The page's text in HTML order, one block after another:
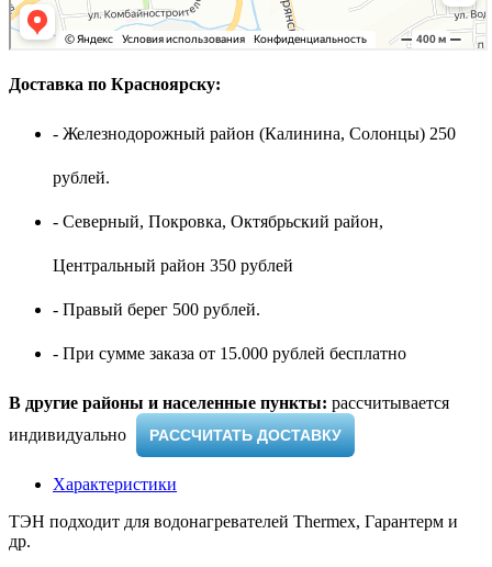
Доставка по Красноярску:
- Железнодорожный район (Калинина, Солонцы) 250
рублей.
- Северный, Покровка, Октябрьский район,
Центральный район 350 рублей
- Правый берег 500 рублей.
- При сумме заказа от 15.000 рублей бесплатно
В другие районы и населенные пункты: рассчитывается
индивидуально ​
РАССЧИТАТЬ ДОСТАВКУ
Характеристики
ТЭН подходит для водонагревателей Thermex, Гарантерм и
др.